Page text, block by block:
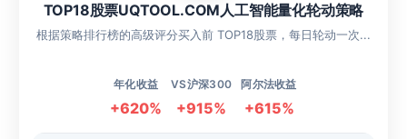
TOP18股票UQTOOL.COM人工智能量化轮动策略
根据策略排行榜的高级评分买入前 TOP18股票，每日轮动一次...
年化收益
+620%
VS沪深300
+915%
阿尔法收益
+615%